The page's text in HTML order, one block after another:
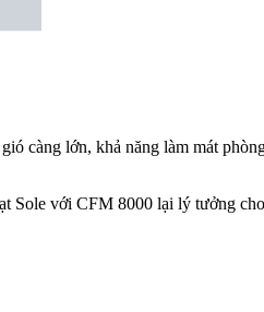
càng lớn, khả năng làm mát
Sole với CFM 8000 lại lý tưởng